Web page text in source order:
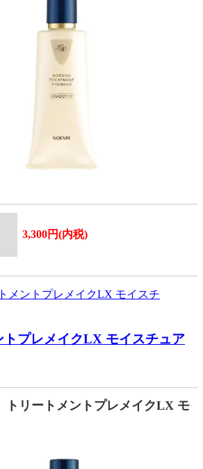
3,300円(内税)
トプレメイクLX モイスチュア
リートメントプレメイクLX モ